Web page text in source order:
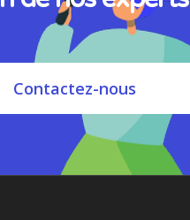
Contactez-nous